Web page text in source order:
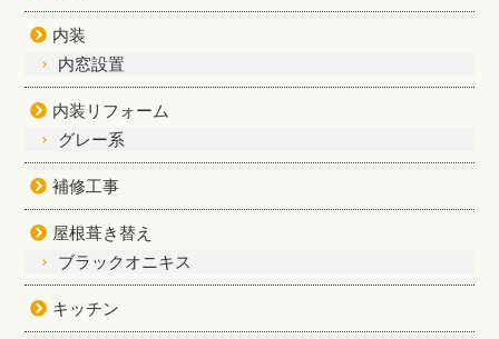
内装
内窓設置
内装リフォーム
グレー系
補修工事
屋根葺き替え
ブラックオニキス
キッチン